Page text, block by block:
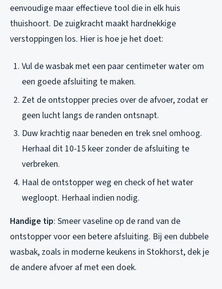
eenvoudige maar effectieve tool die in elk huis
thuishoort. De zuigkracht maakt hardnekkige
verstoppingen los. Hier is hoe je het doet:
Vul de wasbak met een paar centimeter water om
een goede afsluiting te maken.
Zet de ontstopper precies over de afvoer, zodat er
geen lucht langs de randen ontsnapt.
Duw krachtig naar beneden en trek snel omhoog.
Herhaal dit 10-15 keer zonder de afsluiting te
verbreken.
Haal de ontstopper weg en check of het water
wegloopt. Herhaal indien nodig.
Handige tip: Smeer vaseline op de rand van de
ontstopper voor een betere afsluiting. Bij een dubbele
wasbak, zoals in moderne keukens in Stokhorst, dek je
de andere afvoer af met een doek.